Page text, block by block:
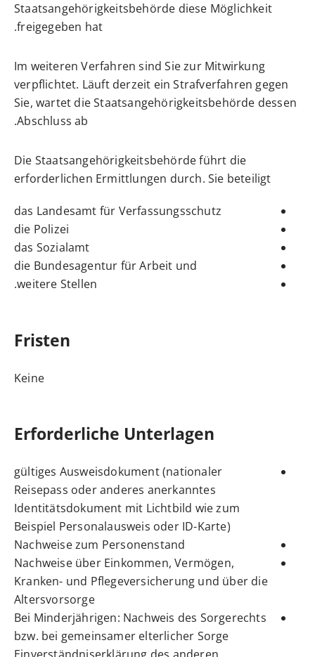
Staatsangehörigkeitsbehörde diese Möglichkeit
freigegeben hat.
Im weiteren Verfahren sind Sie zur Mitwirkung
verpflichtet. Läuft derzeit ein Strafverfahren gegen
Sie, wartet die Staatsangehörigkeitsbehörde dessen
Abschluss ab.
Die Staatsangehörigkeitsbehörde führt die
erforderlichen Ermittlungen durch. Sie beteiligt
das Landesamt für Verfassungsschutz
die Polizei
das Sozialamt
die Bundesagentur für Arbeit und
weitere Stellen.
Fristen
Keine
Erforderliche Unterlagen
gültiges Ausweisdokument (nationaler
Reisepass oder anderes anerkanntes
Identitätsdokument mit Lichtbild wie zum
Beispiel Personalausweis oder ID-Karte)
Nachweise zum Personenstand
Nachweise über Einkommen, Vermögen,
Kranken- und Pflegeversicherung und über die
Altersvorsorge
Bei Minderjährigen: Nachweis des Sorgerechts
bzw. bei gemeinsamer elterlicher Sorge